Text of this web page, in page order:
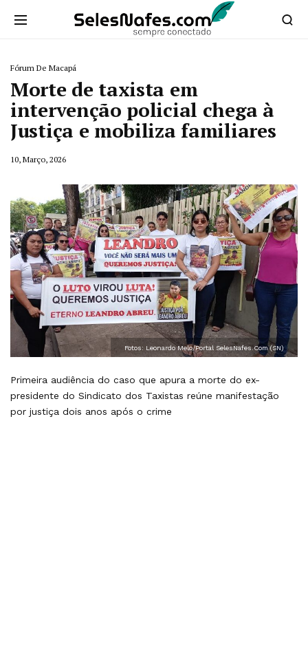
Fórum De Macapá
Morte de taxista em
intervenção policial chega à
Justiça e mobiliza familiares
10, Março, 2026
Fotos: Leonardo Melo/Portal SelesNafes.Com (SN)
Primeira audiência do caso que apura a morte do ex-
presidente do Sindicato dos Taxistas reúne manifestação
por justiça dois anos após o crime